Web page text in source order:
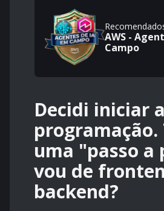
AWS -
Campo
Decidi iniciar
programação.
uma "passo a
vou de
backend?